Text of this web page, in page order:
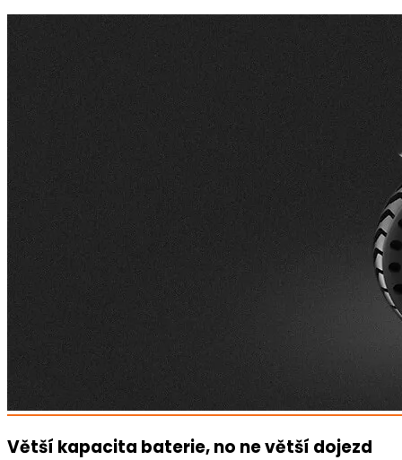
Větší kapacita baterie, no ne větší dojezd